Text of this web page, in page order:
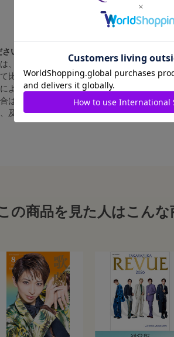
い。
、4辺に白フチが入ります。
比率の都合上、（1）～（3）の何れかのサ
って比率が異なりますが、上記のサイズに
は、白フチ無しの写真となります。
及び舞台写真をスチール写真のサイズに縮
の商品を見た人はこん